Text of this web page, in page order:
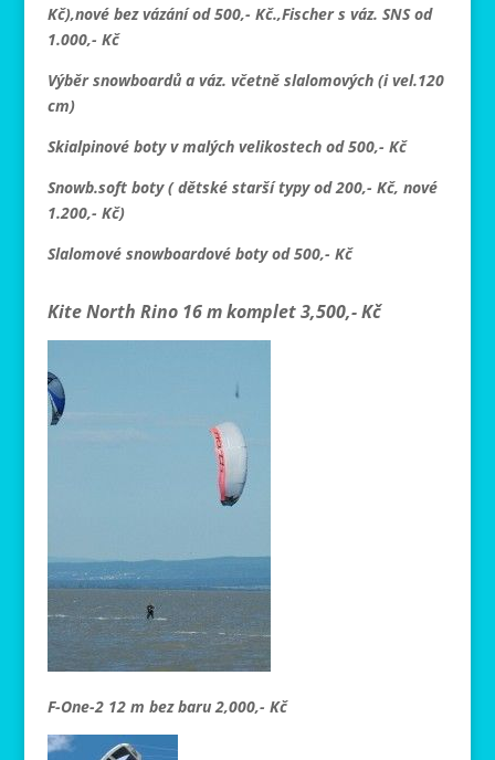
Kč),nové bez vázání od 500,- Kč.,Fischer s váz. SNS od
1.000,- Kč
Výběr snowboardů a váz. včetně slalomových (i vel.120
cm)
Skialpinové boty v malých velikostech od 500,- Kč
Snowb.soft boty ( dětské starší typy od 200,- Kč, nové
1.200,- Kč)
Slalomové snowboardové boty od 500,- Kč
Kite North Rino 16 m komplet 3,500,- Kč
F-One-2 12 m bez baru 2,000,- Kč